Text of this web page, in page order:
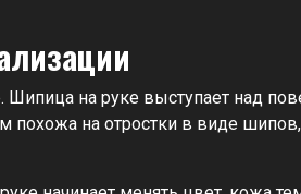
на руке выступает над
похожа на отростки в виде